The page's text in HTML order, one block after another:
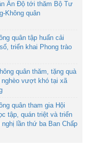
Ấn Độ tới thăm Bộ Tư
Không quân
quân tập huấn cải
triển khai Phong trào
quân thăm, tặng quà
vượt khó tại xã
quân tham gia Hội
tập, quán triệt và triển
lần thứ ba Ban Chấp